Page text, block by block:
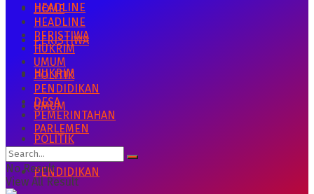
HEADLINE
PERISTIWA
HUKRIM
UMUM
POLITIK
PENDIDIKAN
HOME
HEADLINE
PERISTIWA
HUKRIM
UMUM
POLITIK
PENDIDIKAN
DESA
PEMERINTAHAN
PARLEMEN
No Result
View All Result